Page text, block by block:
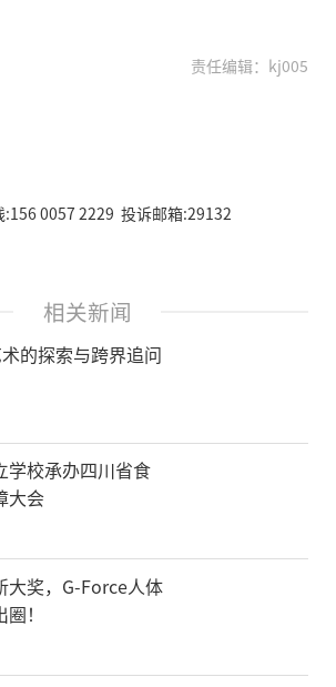
责任编辑：kj005
:156 0057 2229 投诉邮箱:29132
相关新闻
的探索与跨界追问
学校承办四川省食
大会
大奖，G-Force人体
！